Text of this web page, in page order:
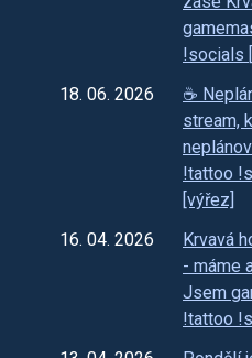
!socials
18. 06. 2026
☕️
stream,
!tattoo
[výřez]
16. 04. 2026
Krvavá
- máme
Jsem
!tattoo